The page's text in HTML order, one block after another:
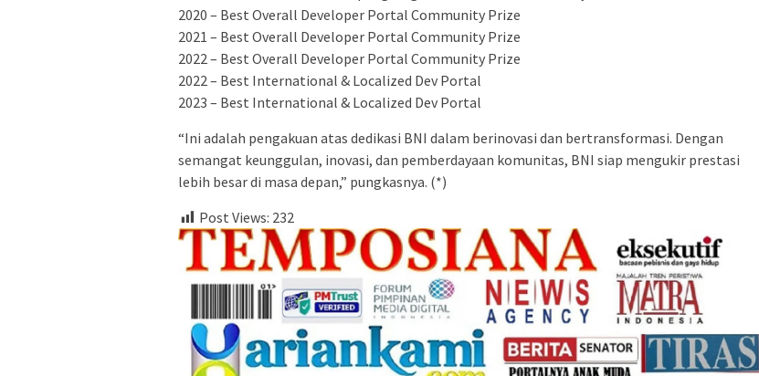
2020 – Best Overall Developer Portal Community Prize
2021 – Best Overall Developer Portal Community Prize
2022 – Best Overall Developer Portal Community Prize
2022 – Best International & Localized Dev Portal
2023 – Best International & Localized Dev Portal
“Ini adalah pengakuan atas dedikasi BNI dalam berinovasi dan bertransformasi. Dengan
semangat keunggulan, inovasi, dan pemberdayaan komunitas, BNI siap mengukir prestasi
lebih besar di masa depan,” pungkasnya. (*)
Post Views: 232